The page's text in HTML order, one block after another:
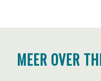
MEER OVER